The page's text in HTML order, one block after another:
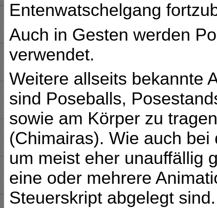
Entenwatschelgang
Auch in Gesten werden
verwendet.
Weitere allseits bekannte
sind Poseballs,
sowie am Körper zu
(Chimairas). Wie auch
um meist eher unauffällig
eine oder mehrere
Steuerskript abgelegt sind.